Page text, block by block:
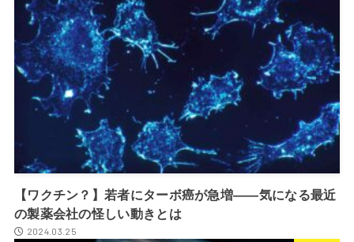
【ワクチン？】若者にターボ癌が急増――気になる最近
の製薬会社の怪しい動きとは
2024.03.25